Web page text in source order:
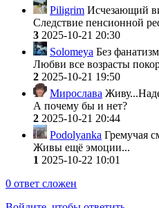
Piligrim Исчезающий
Следствие пенсионной
3 2025-10-21 20:30
Solomeya Без
Любви все возрасты
2 2025-10-21 19:50
Мирослава
А почему бы и нет?
2 2025-10-21 20:44
Podolyanka Гремучая
Живы ещё эмоции...
1 2025-10-22 10:01
0 ответ сложен